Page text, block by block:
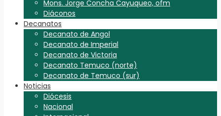
Mons. Jorge Concha Cayuqueo, ofm
Diáconos
Decanatos
Decanato de Angol
Decanato de Imperial
Decanato de Victoria
Decanato Temuco (norte)
Decanato de Temuco (sur)
Noticias
Diócesis
Nacional